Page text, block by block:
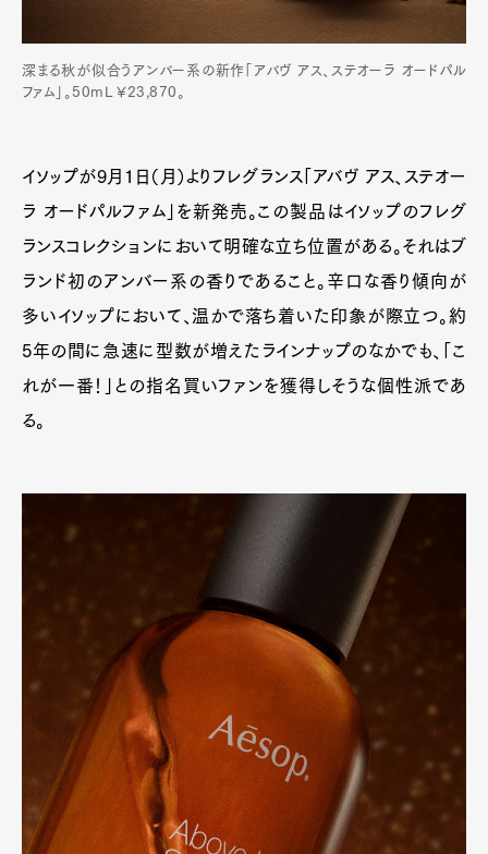
深まる秋が似合うアンバー系の新作「アバヴ アス、ステオーラ オードパル
ファム」。50mL ¥23,870。
イソップが9月1日（月）よりフレグランス「アバヴ アス、ステオー
ラ オードパルファム」を新発売。この製品はイソップのフレグ
ランスコレクションにおいて明確な立ち位置がある。それはブ
ランド初のアンバー系の香りであること。辛口な香り傾向が
多いイソップにおいて、温かで落ち着いた印象が際立つ。約
5年の間に急速に型数が増えたラインナップのなかでも、「こ
れが一番！」との指名買いファンを獲得しそうな個性派であ
る。